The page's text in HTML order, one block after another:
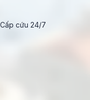
Cấp cứu 24/7